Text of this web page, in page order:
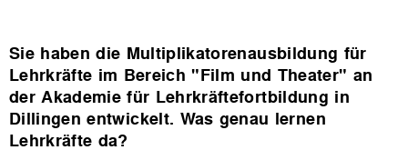
Sie haben die Multiplikatorenausbildung für
Lehrkräfte im Bereich "Film und Theater" an
der Akademie für Lehrkräftefortbildung in
Dillingen entwickelt. Was genau lernen
Lehrkräfte da?